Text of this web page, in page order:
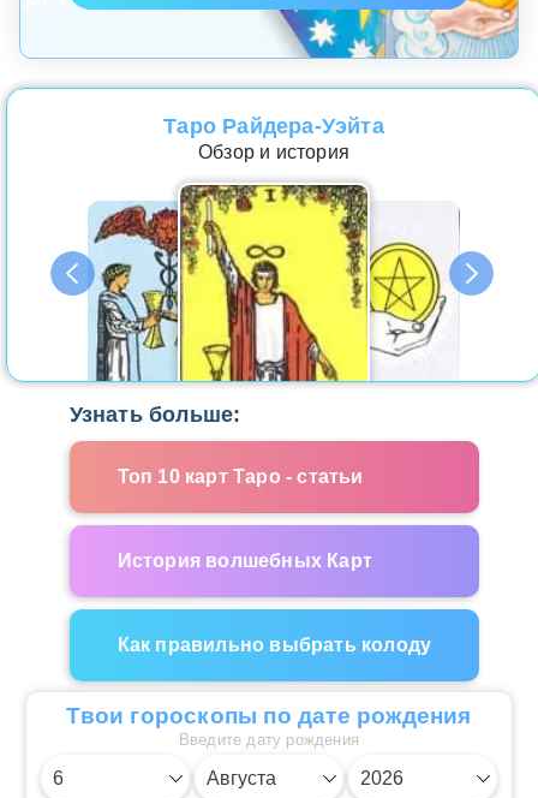
Таро Райдера-Уэйта
Обзор и история
Узнать больше:
Топ 10 карт Таро - статьи
История волшебных Карт
Как правильно выбрать колоду
Твои гороскопы по дате рождения
Введите дату рождения